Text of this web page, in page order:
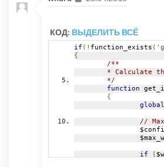
КОД: ВЫДЕЛИТЬ ВСЁ
if (! function_exists (
{
/**
* Calculate
	*/
function
{
global
//
if (